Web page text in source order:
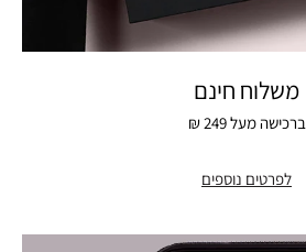
משלוח חינם
ברכישה מעל 249 ₪
לפרטים נוספים